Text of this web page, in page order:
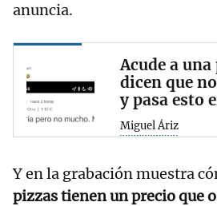
anuncia.
Acude a
dicen que
y pasa esto
Miguel Áriz
Y en la grabación muestra
pizzas tienen un precio que